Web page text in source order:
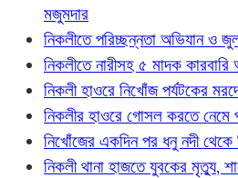
মজুমদার
নিকলীতে পরিচ্ছন্নতা অভিযান ও
নিকলীতে নারীসহ ৫ মাদক
নিকলী হাওরে নিখোঁজ পর্যটকের
নিকলীর হাওরে গোসল করতে নেমে
নিখোঁজের একদিন পর ধনু নদী থেকে
নিকলী থানা হাজতে যুবকের মৃত্যু,